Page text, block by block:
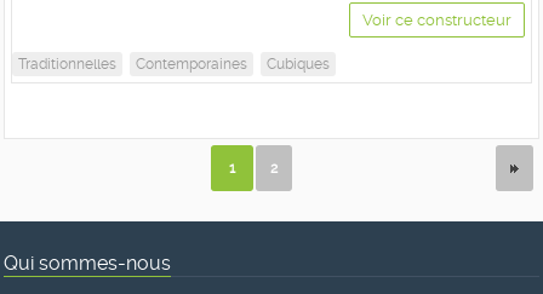
Voir ce constructeur
Traditionnelles Contemporaines Cubiques
1 2
Qui sommes-nous